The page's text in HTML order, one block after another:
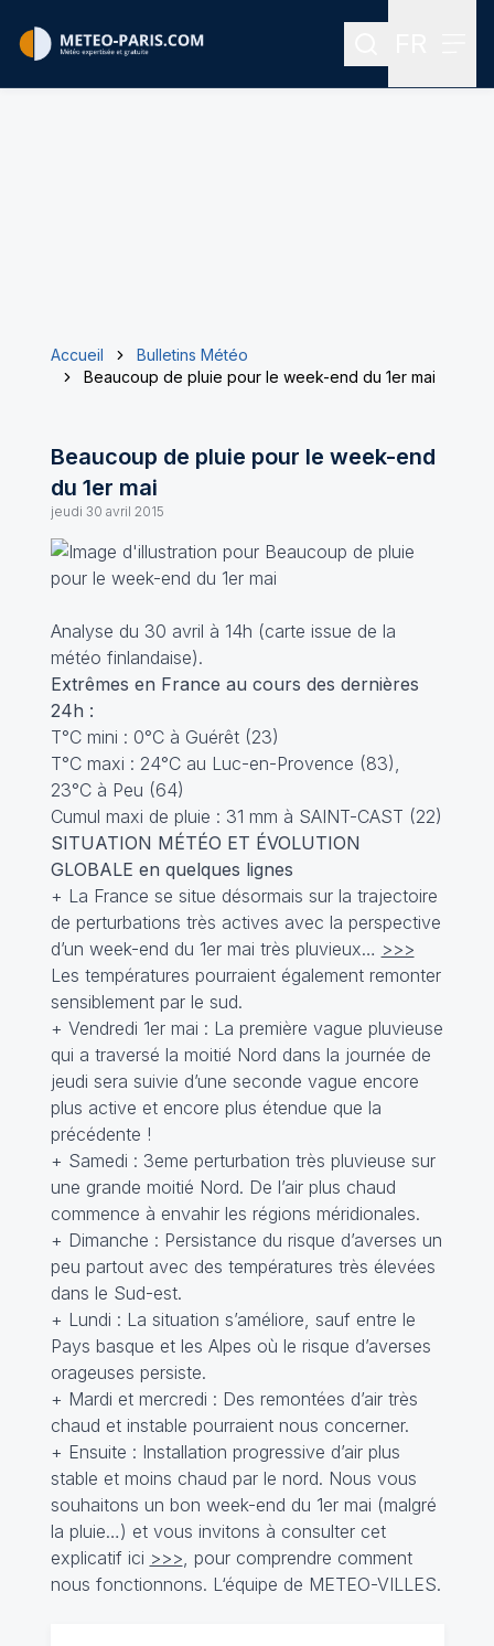
Rechercher
Accueil
Bulletins Météo
Beaucoup de pluie pour le week-end du 1er mai
Beaucoup de pluie pour le week-end
du 1er mai
jeudi 30 avril 2015
Analyse du 30 avril à 14h (carte issue de la
météo finlandaise).
Extrêmes en France au cours des dernières
24h :
T°C mini : 0°C à Guérêt (23)
T°C maxi : 24°C au Luc-en-Provence (83),
23°C à Peu (64)
Cumul maxi de pluie : 31 mm à SAINT-CAST (22)
SITUATION MÉTÉO ET ÉVOLUTION
GLOBALE en quelques lignes
+ La France se situe désormais sur la trajectoire
de perturbations très actives avec la perspective
d’un week-end du 1er mai très pluvieux… >>>
Les températures pourraient également remonter
sensiblement par le sud.
+ Vendredi 1er mai : La première vague pluvieuse
qui a traversé la moitié Nord dans la journée de
jeudi sera suivie d’une seconde vague encore
plus active et encore plus étendue que la
précédente !
+ Samedi : 3eme perturbation très pluvieuse sur
une grande moitié Nord. De l’air plus chaud
commence à envahir les régions méridionales.
+ Dimanche : Persistance du risque d’averses un
peu partout avec des températures très élevées
dans le Sud-est.
+ Lundi : La situation s’améliore, sauf entre le
Pays basque et les Alpes où le risque d’averses
orageuses persiste.
+ Mardi et mercredi : Des remontées d’air très
chaud et instable pourraient nous concerner.
+ Ensuite : Installation progressive d’air plus
stable et moins chaud par le nord. Nous vous
souhaitons un bon week-end du 1er mai (malgré
la pluie…) et vous invitons à consulter cet
explicatif ici >>>, pour comprendre comment
nous fonctionnons. L‘équipe de METEO-VILLES.